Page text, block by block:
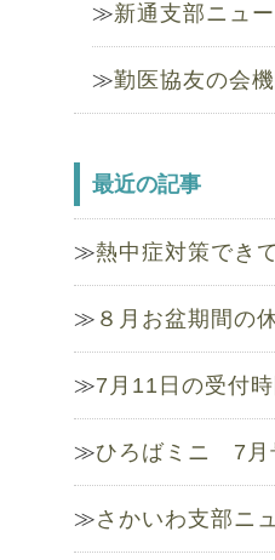
新通支部ニュ
勤医協友の会
最近の記事
熱中症対策でき
８月お盆期間の
7月11日の受付
ひろばミニ 7月
さかいわ支部ニ